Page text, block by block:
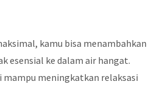
kamu bisa menambahkan
esensial ke dalam air hangat.
mampu meningkatkan relaksasi